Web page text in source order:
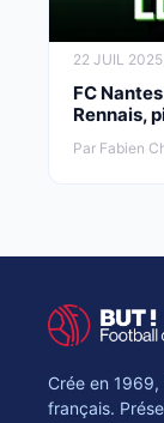
22 JUIL
FC
Rennais,
Par Fabien
Crée en
français.